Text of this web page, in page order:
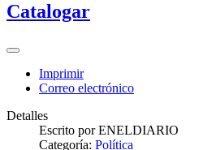
Catalogar
Imprimir
Correo electrónico
Detalles
Escrito porENELDIARIO
Categoría: Política